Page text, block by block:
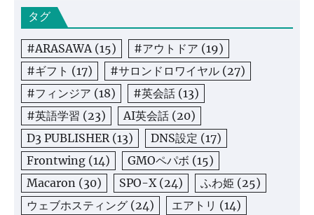
タグ
#ARASAWA(15) #アウトドア (19)
#ギフト (17) #サロンドロワイヤル (27)
#フィンジア (18) #英会話 (13)
#英語学習 (23) AI英会話 (20)
D3 PUBLISHER(13) DNS設定 (17)
Frontwing (14) GMOペパボ (15)
Macaron (30) SPO-X(24) ふわ姫 (25)
ウェブホスティング (24) エアトリ (14)